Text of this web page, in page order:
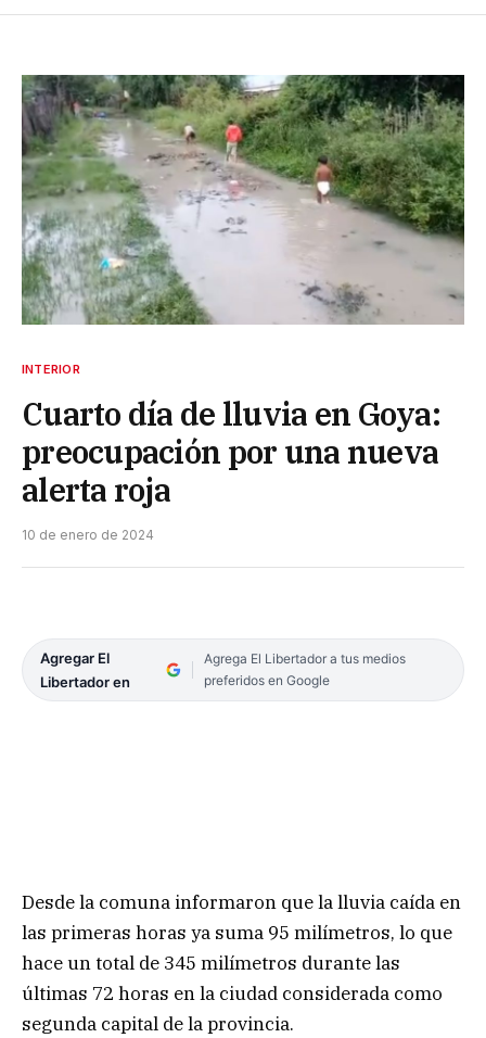
INTERIOR
Cuarto día de lluvia en Goya:
preocupación por una nueva
alerta roja
10 de enero de 2024
Agregar El
Libertador en
Agrega El Libertador a tus medios
preferidos en Google
Desde la comuna informaron que la lluvia caída en
las primeras horas ya suma 95 milímetros, lo que
hace un total de 345 milímetros durante las
últimas 72 horas en la ciudad considerada como
segunda capital de la provincia.